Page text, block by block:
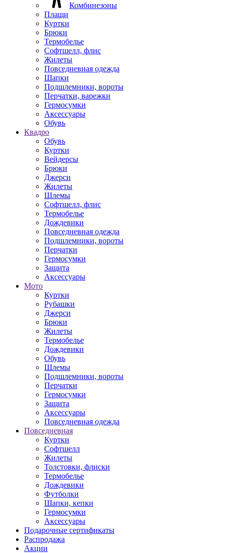
Комбинезоны
Плащи
Куртки
Брюки
Термобелье
Софтшелл, флис
Жилеты
Повседневная одежда
Шапки
Подшлемники, вороты
Перчатки, варежки
Гермосумки
Аксессуары
Обувь
Квадро
Обувь
Куртки
Вейдерсы
Брюки
Джерси
Жилеты
Шлемы
Софтшелл, флис
Термобелье
Дождевики
Повседневная одежда
Подшлемники, вороты
Перчатки
Гермосумки
Защита
Аксессуары
Мото
Куртки
Рубашки
Джерси
Брюки
Жилеты
Термобелье
Дождевики
Обувь
Шлемы
Подшлемники, вороты
Перчатки
Гермосумки
Защита
Аксессуары
Повседневная одежда
Повседневная
Куртки
Софтшелл
Жилеты
Толстовки, флиски
Термобелье
Дождевики
Футболки
Шапки, кепки
Гермосумки
Аксессуары
Подарочные сертификаты
Распродажа
Акции